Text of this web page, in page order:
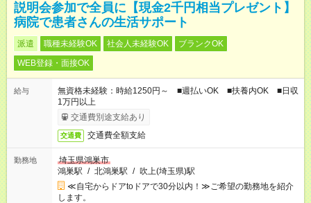
説明会参加で全員に【現金2千円相当プレゼント】
病院で患者さんの生活サポート
派遣 職種未経験OK 社会人未経験OK
ブランクOK
WEB登録・面接OK
給与
無資格未経験：時給1250円～ ■週払いOK ■扶養内OK ■日収
1万円以上
交通費別途支給あり
交通費 交通費全額支給
勤務地
埼玉県鴻巣市
鴻巣駅 / 北鴻巣駅 / 吹上(埼玉県)駅
≪自宅からドアtoドアで30分以内！≫ご希望の勤務地を紹介
します。